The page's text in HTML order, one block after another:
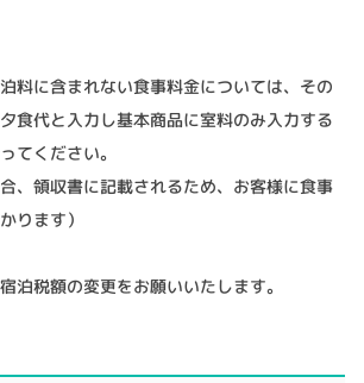
料に含まれない食事料金については、その
食代と入力し基本商品に室料のみ入力する
てください。
、領収書に記載されるため、お客様に食事
ります）
泊税額の変更をお願いいたします。